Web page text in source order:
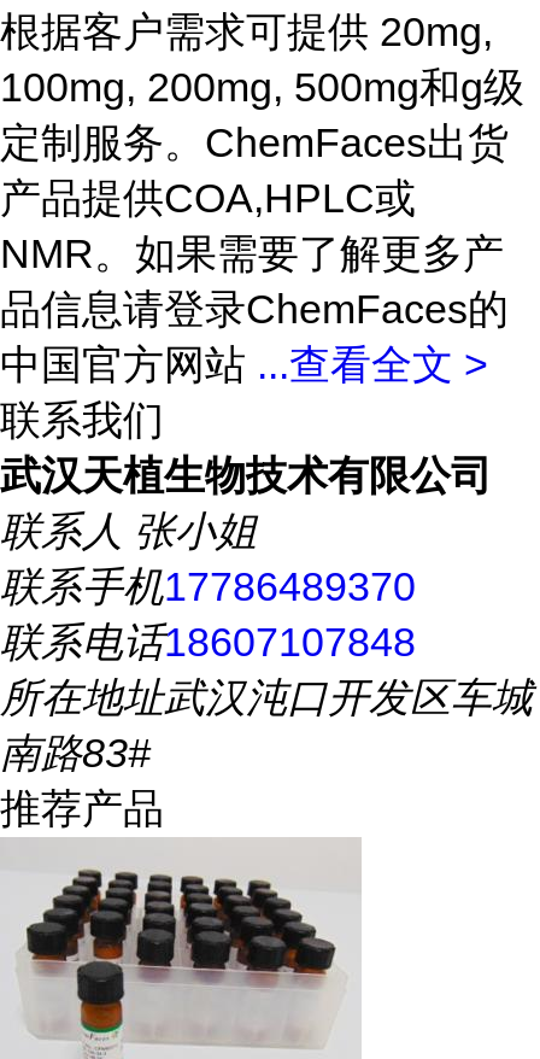
根据客户需求可提供 20mg,
100mg, 200mg, 500mg和g级
定制服务。ChemFaces出货
产品提供COA,HPLC或
NMR。如果需要了解更多产
品信息请登录ChemFaces的
中国官方网站 ...查看全文 >
联系我们
武汉天植生物技术有限公司
联系人 张小姐
联系手机17786489370
联系电话18607107848
所在地址武汉沌口开发区车城
南路83#
推荐产品